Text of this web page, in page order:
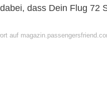
dass Dein Flug 72
auf